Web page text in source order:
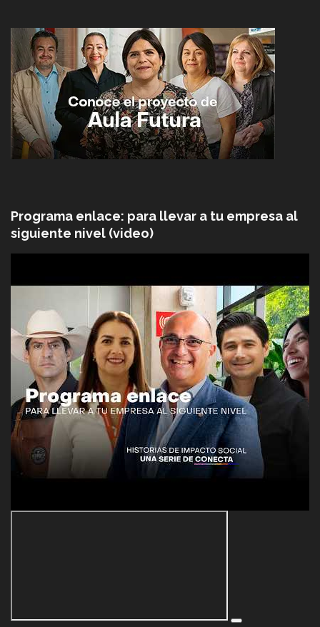
Programa enlace: para llevar a tu empresa al
siguiente nivel (video)